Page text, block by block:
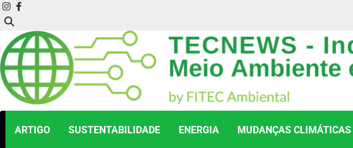
Skip
to
content
instagram
facebook
ARTIGO SUSTENTABILIDADE ENERGIA MUDANÇAS CLIMÁTICAS